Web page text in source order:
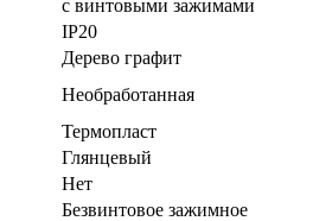
с винтовыми зажимами
IP20
Дерево графит
Необработанная
Термопласт
Глянцевый
Нет
Безвинтовое зажимное